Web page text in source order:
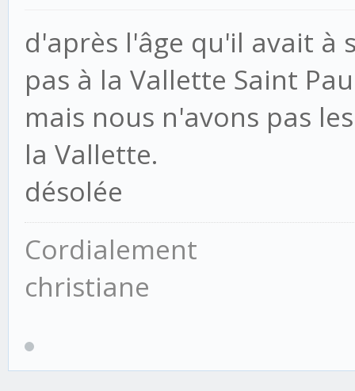
d'après l'âge qu'il avait à
pas à la Vallette Saint
mais nous n'avons pas
la Vallette.
désolée
Cordialement
christiane